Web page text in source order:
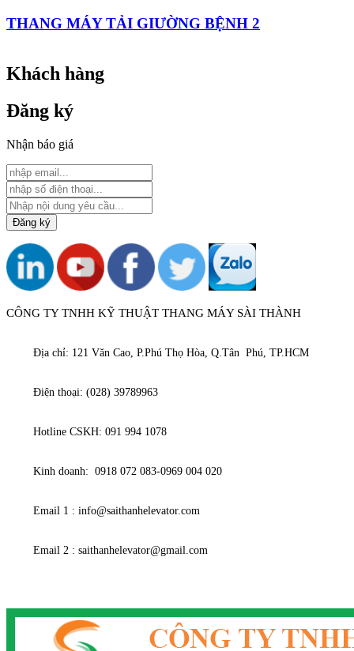
THANG MÁY TẢI GIƯỜNG BỆNH 2
Khách hàng
Đăng ký
Nhận báo giá
CÔNG TY TNHH KỸ THUẬT THANG MÁY SÀI THÀNH
Địa chỉ: 121 Văn Cao, P.Phú Thọ Hòa, Q.Tân Phú, TP.HCM
Điện thoại: (028) 39789963
Hotline CSKH: 091 994 1078
Kinh doanh: 0918 072 083-0969 004 020
Email 1 : info@saithanhelevator.com
Email 2 : saithanhelevator@gmail.com